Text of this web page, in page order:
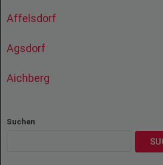
Affelsdorf
Agsdorf
Aichberg
Suchen